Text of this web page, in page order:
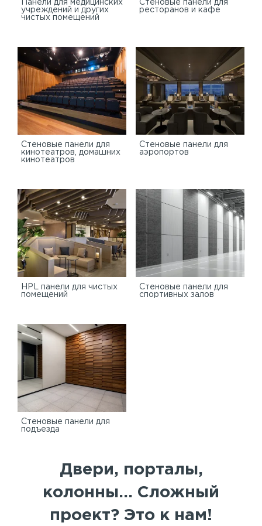
Панели для медицинских
учреждений и других
чистых помещений
Стеновые панели для
ресторанов и кафе
Стеновые панели для
кинотеатров, домашних
кинотеатров
Стеновые панели для
аэропортов
HPL панели для чистых
помещений
Стеновые панели для
спортивных залов
Стеновые панели для
подъезда
Двери, порталы,
колонны... Сложный
проект? Это к нам!